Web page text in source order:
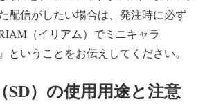
配信がしたい場合は、発注時に必ず
（イリアム）でミニキャラ
ということをお伝えしてください。
SD）の使用用途と注意